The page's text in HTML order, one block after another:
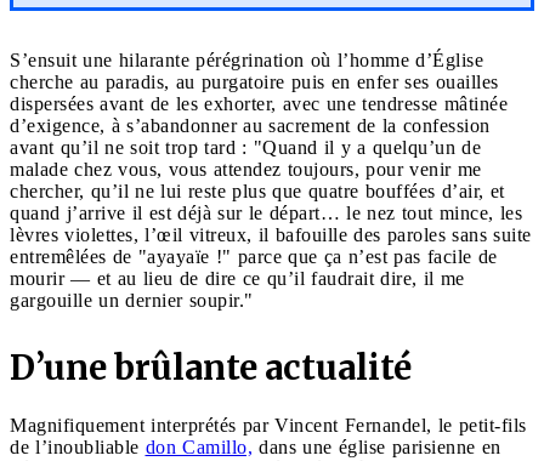
S’ensuit une hilarante pérégrination où l’homme d’Église
cherche au paradis, au purgatoire puis en enfer ses ouailles
dispersées avant de les exhorter, avec une tendresse mâtinée
d’exigence, à s’abandonner au sacrement de la confession
avant qu’il ne soit trop tard : "Quand il y a quelqu’un de
malade chez vous, vous attendez toujours, pour venir me
chercher, qu’il ne lui reste plus que quatre bouffées d’air, et
quand j’arrive il est déjà sur le départ… le nez tout mince, les
lèvres violettes, l’œil vitreux, il bafouille des paroles sans suite
entremêlées de "ayayaïe !" parce que ça n’est pas facile de
mourir — et au lieu de dire ce qu’il faudrait dire, il me
gargouille un dernier soupir."
D’une brûlante actualité
Magnifiquement interprétés par Vincent Fernandel, le petit-fils
de l’inoubliable don Camillo, dans une église parisienne en